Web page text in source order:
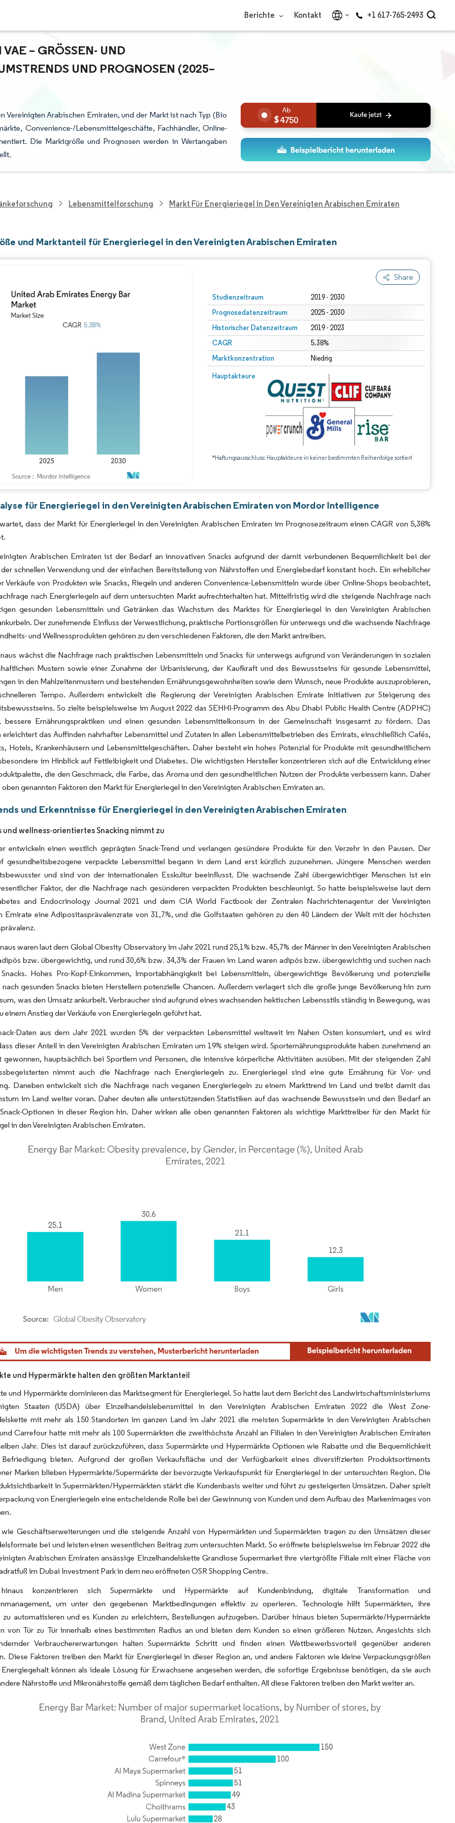
Berichte Kontakt +1 617-765-2493
– GRÖSSEN- UND M
UND PROGNOSEN (2025–2
Vereinigten Arabischen Emiraten, und der Markt ist nach Typ (Bio
Convenience-/Lebensmittelgeschäfte, Fachhändler, Online-
Die Marktgröße und Prognosen werden in Wertangaben
4750
Lebensmittelforschung Markt Für Energieriegel In Den Vereinigten Arabischen Emiraten
und Marktanteil für Energieriegel in den Vereinigten Arabischen Emiraten
Share
Studienzeitraum 2019 - 2030
Prognosedatenzeitraum 2025 - 2030
Historischer Datenzeitraum 2019 - 2023
CAGR 5.38%
Marktkonzentration Niedrig
Hauptakteure
*Haftungsausschluss: Hauptakteure in keiner bestimmten Reihenfolge sortiert
für Energieriegel in den Vereinigten Arabischen Emiraten von Mordor Intelligence
dass der Markt für Energieriegel in den Vereinigten Arabischen Emiraten im Prognosezeitraum einen CAGR von 5,38%
Arabischen Emiraten ist der Bedarf an innovativen Snacks aufgrund der damit verbundenen Bequemlichkeit bei der
schnellen Verwendung und der einfachen Bereitstellung von Nährstoffen und Energiebedarf konstant hoch. Ein erheblicher
Verkäufe von Produkten wie Snacks, Riegeln und anderen Convenience-Lebensmitteln wurde über Online-Shops beobachtet,
nach Energieriegeln auf dem untersuchten Markt aufrechterhalten hat. Mittelfristig wird die steigende Nachfrage nach
gesunden Lebensmitteln und Getränken das Wachstum des Marktes für Energieriegel in den Vereinigten Arabischen
Der zunehmende Einfluss der Verwestlichung, praktische Portionsgrößen für unterwegs und die wachsende Nachfrage
und Wellnessprodukten gehören zu den verschiedenen Faktoren, die den Markt antreiben.
wächst die Nachfrage nach praktischen Lebensmitteln und Snacks für unterwegs aufgrund von Veränderungen in sozialen
Mustern sowie einer Zunahme der Urbanisierung, der Kaufkraft und des Bewusstseins für gesunde Lebensmittel,
in den Mahlzeitenmustern und bestehenden Ernährungsgewohnheiten sowie dem Wunsch, neue Produkte auszuprobieren,
Tempo. Außerdem entwickelt die Regierung der Vereinigten Arabischen Emirate Initiativen zur Steigerung des
So zielte beispielsweise im August 2022 das SEHHI-Programm des Abu Dhabi Public Health Centre (ADPHC)
bessere Ernährungspraktiken und einen gesunden Lebensmittelkonsum in der Gemeinschaft insgesamt zu fördern. Das
erleichtert das Auffinden nahrhafter Lebensmittel und Zutaten in allen Lebensmittelbetrieben des Emirats, einschließlich Cafés,
Hotels, Krankenhäusern und Lebensmittelgeschäften. Daher besteht ein hohes Potenzial für Produkte mit gesundheitlichem
im Hinblick auf Fettleibigkeit und Diabetes. Die wichtigsten Hersteller konzentrieren sich auf die Entwicklung einer
die den Geschmack, die Farbe, das Aroma und den gesundheitlichen Nutzen der Produkte verbessern kann. Daher
genannten Faktoren den Markt für Energieriegel in den Vereinigten Arabischen Emiraten an.
und Erkenntnisse für Energieriegel in den Vereinigten Arabischen Emiraten
und wellness-orientiertes Snacking nimmt zu
entwickeln einen westlich geprägten Snack-Trend und verlangen gesündere Produkte für den Verzehr in den Pausen. Der
gesundheitsbezogene verpackte Lebensmittel begann in dem Land erst kürzlich zuzunehmen. Jüngere Menschen werden
und sind von der internationalen Esskultur beeinflusst. Die wachsende Zahl übergewichtiger Menschen ist ein
Faktor, der die Nachfrage nach gesünderen verpackten Produkten beschleunigt. So hatte beispielsweise laut dem
and Endocrinology Journal 2021 und dem CIA World Factbook der Zentralen Nachrichtenagentur der Vereinigten
Emirate eine Adipositasprävalenzrate von 31,7%, und die Golfstaaten gehören zu den 40 Ländern der Welt mit der höchsten
waren laut dem Global Obesity Observatory im Jahr 2021 rund 25,1% bzw. 45,7% der Männer in den Vereinigten Arabischen
bzw. übergewichtig, und rund 30,6% bzw. 34,3% der Frauen im Land waren adipös bzw. übergewichtig und suchen nach
Hohes Pro-Kopf-Einkommen, Importabhängigkeit bei Lebensmitteln, übergewichtige Bevölkerung und potenzielle
gesunden Snacks bieten Herstellern potenzielle Chancen. Außerdem verlagert sich die große junge Bevölkerung hin zum
was den Umsatz ankurbelt. Verbraucher sind aufgrund eines wachsenden hektischen Lebensstils ständig in Bewegung, was
einem Anstieg der Verkäufe von Energieriegeln geführt hat.
Daten aus dem Jahr 2021 wurden 5% der verpackten Lebensmittel weltweit im Nahen Osten konsumiert, und es wird
dieser Anteil in den Vereinigten Arabischen Emiraten um 19% steigen wird. Sporternährungsprodukte haben zunehmend an
gewonnen, hauptsächlich bei Sportlern und Personen, die intensive körperliche Aktivitäten ausüben. Mit der steigenden Zahl
nimmt auch die Nachfrage nach Energieriegeln zu. Energieriegel sind eine gute Ernährung für Vor- und
Daneben entwickelt sich die Nachfrage nach veganen Energieriegeln zu einem Markttrend im Land und treibt damit das
im Land weiter voran. Daher deuten alle unterstützenden Statistiken auf das wachsende Bewusstsein und den Bedarf an
Optionen in dieser Region hin. Daher wirken alle oben genannten Faktoren als wichtige Markttreiber für den Markt für
in den Vereinigten Arabischen Emiraten.
Intelligence. Wiederverwendung erfordert Namensnennung gemäß CC BY 4.0.
und Hypermärkte halten den größten Marktanteil
und Hypermärkte dominieren das Marktsegment für Energieriegel. So hatte laut dem Bericht des Landwirtschaftsministeriums
Staaten (USDA) über Einzelhandelslebensmittel in den Vereinigten Arabischen Emiraten 2022 die West Zone-
mit mehr als 150 Standorten im ganzen Land im Jahr 2021 die meisten Supermärkte in den Vereinigten Arabischen
Carrefour hatte mit mehr als 100 Supermärkten die zweithöchste Anzahl an Filialen in den Vereinigten Arabischen Emiraten
Jahr. Dies ist darauf zurückzuführen, dass Supermärkte und Hypermärkte Optionen wie Rabatte und die Bequemlichkeit
bieten. Aufgrund der großen Verkaufsfläche und der Verfügbarkeit eines diversifizierten Produktsortiments
Marken blieben Hypermärkte/Supermärkte der bevorzugte Verkaufspunkt für Energieriegel in der untersuchten Region. Die
in Supermärkten/Hypermärkten stärkt die Kundenbasis weiter und führt zu gesteigerten Umsätzen. Daher spielt
von Energieriegeln eine entscheidende Rolle bei der Gewinnung von Kunden und dem Aufbau des Markenimages von
Geschäftserweiterungen und die steigende Anzahl von Hypermärkten und Supermärkten tragen zu den Umsätzen dieser
bei und leisten einen wesentlichen Beitrag zum untersuchten Markt. So eröffnete beispielsweise im Februar 2022 die
Arabischen Emiraten ansässige Einzelhandelskette Grandiose Supermarket ihre viertgrößte Filiale mit einer Fläche von
im Dubai Investment Park in dem neu eröffneten OSR Shopping Centre.
konzentrieren sich Supermärkte und Hypermärkte auf Kundenbindung, digitale Transformation und
um unter den gegebenen Marktbedingungen effektiv zu operieren. Technologie hilft Supermärkten, ihre
zu automatisieren und es Kunden zu erleichtern, Bestellungen aufzugeben. Darüber hinaus bieten Supermärkte/Hypermärkte
von Tür zu Tür innerhalb eines bestimmten Radius an und bieten dem Kunden so einen größeren Nutzen. Angesichts sich
Verbrauchererwartungen halten Supermärkte Schritt und finden einen Wettbewerbsvorteil gegenüber anderen
Diese Faktoren treiben den Markt für Energieriegel in dieser Region an, und andere Faktoren wie kleine Verpackungsgrößen
können als ideale Lösung für Erwachsene angesehen werden, die sofortige Ergebnisse benötigen, da sie auch
Nährstoffe und Mikronährstoffe gemäß dem täglichen Bedarf enthalten. All diese Faktoren treiben den Markt weiter an.